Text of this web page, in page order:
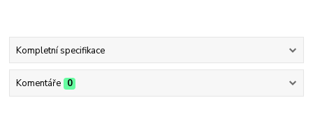
Kompletní specifikace
Komentáře 0